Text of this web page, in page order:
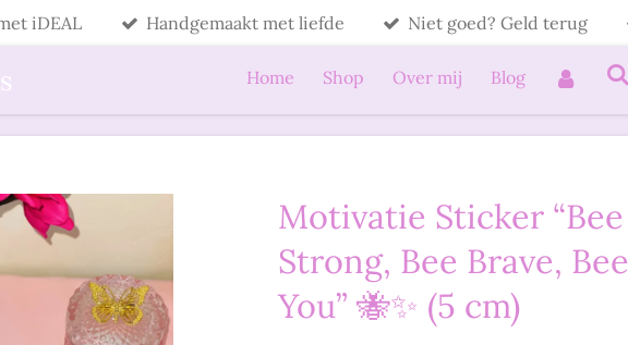
iDEAL Handgemaakt met liefde Niet goed? Geld terug
Home Shop Over mij Blog
Motivatie Sticker “Bee
Strong, Bee Brave, Bee
You” 🐝✨ (5 cm)